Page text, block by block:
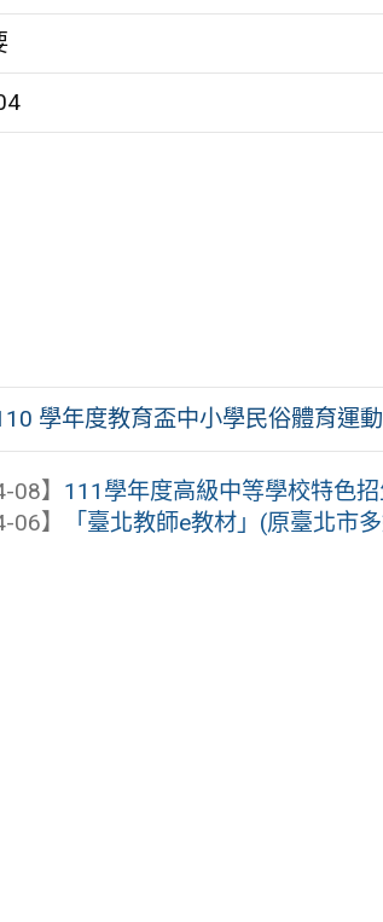
學年度教育盃中小學民俗體育運
08】 111學年度高級中等學校特色
06】
「臺北教師e教材」(原臺北市